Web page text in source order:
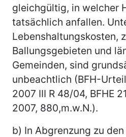
gleichgültig, in welcher
tatsächlich anfallen.
Lebenshaltungskosten,
Ballungsgebieten und
Gemeinden, sind
unbeachtlich (BFH-
2007 III R 48/04, BFHE
2007, 880,m.w.N.).
b) In Abgrenzung zu den